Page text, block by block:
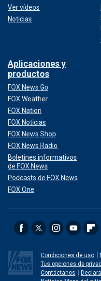
Ver vídeos
Noticias
Aplicaciones y
productos
FOX News Go
FOX Weather
FOX Nation
FOX Noticias
FOX News Shop
FOX News Radio
Boletines informativos
de FOX News
Podcasts de FOX News
FOX One
Condiciones de uso
Tus opciones de
Contáctanos